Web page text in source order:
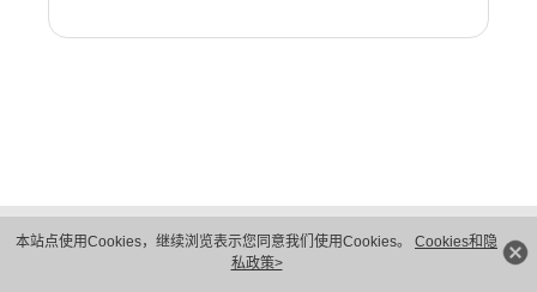
本站点使用Cookies，继续浏览表示您同意我们使用Cookies。 Cookies和隐
私政策>
隐私保护
法律声明